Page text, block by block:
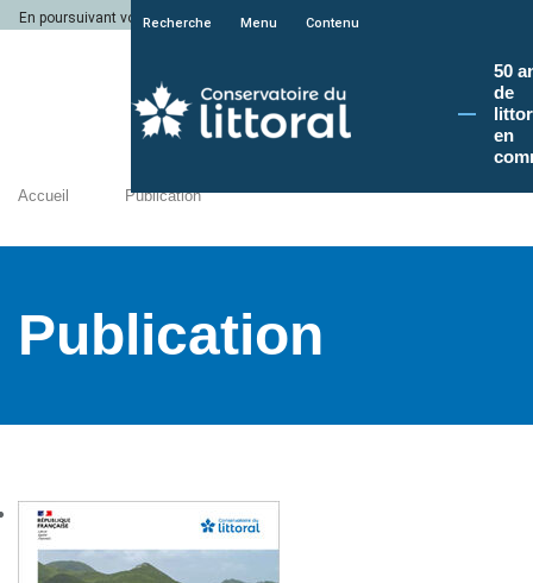
En poursuivant votre navigation sur le site du Conservatoire du littoral, vous
Recherche Menu Contenu
50
de
en
Accueil Publication
Publication